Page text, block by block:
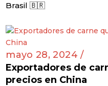
Brasil 🇧🇷
mayo 28, 2024 /
Exportadores de
precios en China